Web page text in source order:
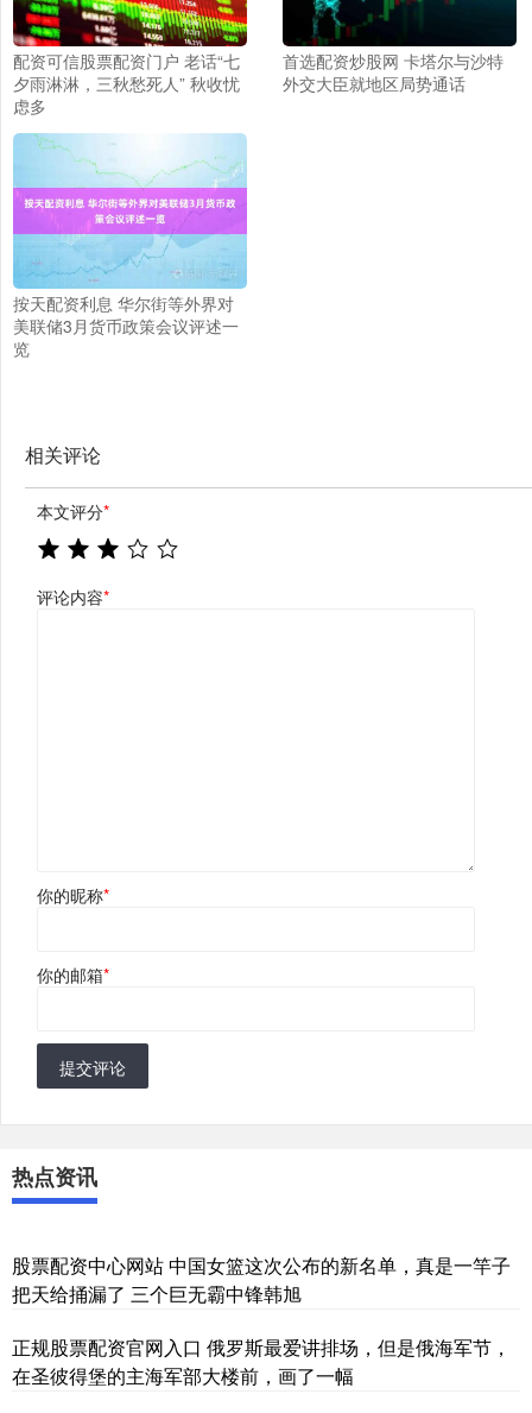
配资可信股票配资门户 老话“七
夕雨淋淋，三秋愁死人” 秋收忧
虑多
首选配资炒股网 卡塔尔与沙特
外交大臣就地区局势通话
按天配资利息 华尔街等外界对
美联储3月货币政策会议评述一
览
相关评论
本文评分*
评论内容*
你的昵称*
你的邮箱*
提交评论
热点资讯
股票配资中心网站 中国女篮这次公布的新名单，真是一竿子
把天给捅漏了 三个巨无霸中锋韩旭
正规股票配资官网入口 俄罗斯最爱讲排场，但是俄海军节，
在圣彼得堡的主海军部大楼前，画了一幅